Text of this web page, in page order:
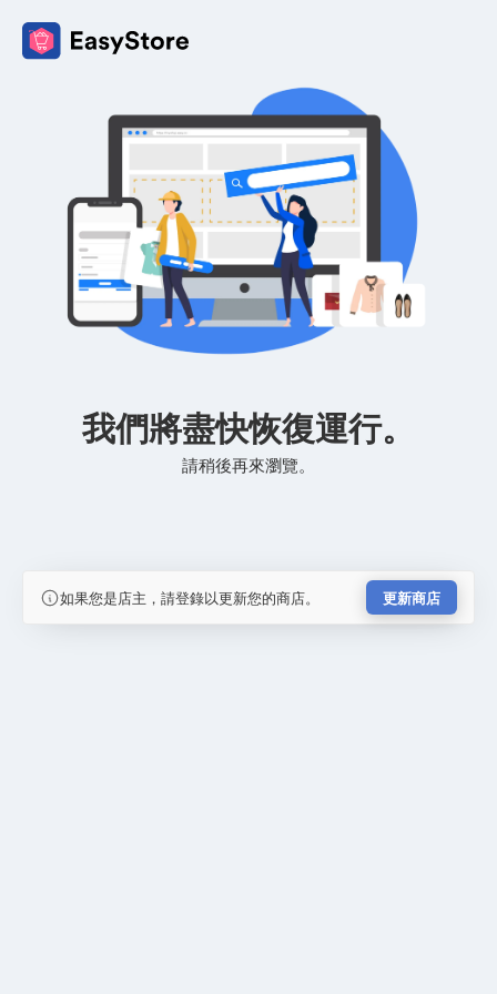
我們將盡快恢復運行。
請稍後再來瀏覽。
如果您是店主，請登錄以更新您的商店。 更新商店